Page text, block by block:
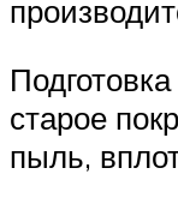
старое
пыль,